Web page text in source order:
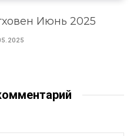
Июнь 2025